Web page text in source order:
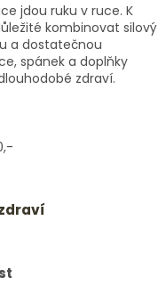
jdou ruku v ruce. K
kombinovat silový
a dostatečnou
spánek a doplňky
zdraví.